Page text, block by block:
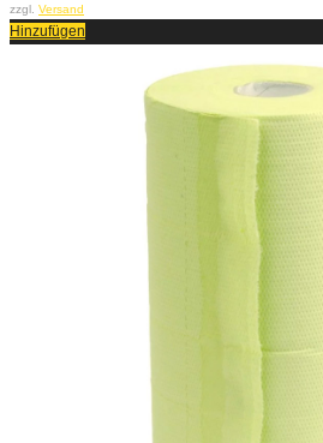
zzgl. Versand
Hinzufügen